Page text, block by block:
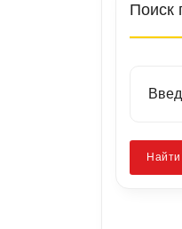
Поиск
Найти